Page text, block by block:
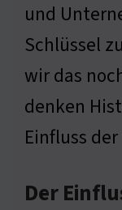
und
Schlüssel
wir das
denken
Einfluss
Der